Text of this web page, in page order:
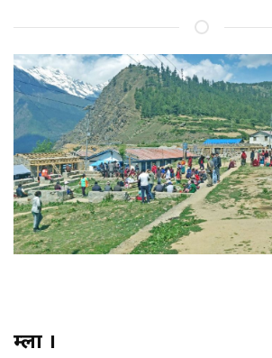
हुम्ला ।